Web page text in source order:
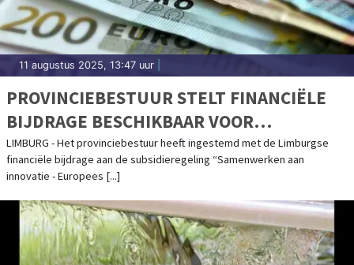
11 augustus 2025, 13:47 uur
PROVINCIEBESTUUR STELT FINANCIËLE
BIJDRAGE BESCHIKBAAR VOOR
DUURZAME EN TOEKOMSTBESTENDIGE
INNOVATIE IN DE LAND- EN TUINBOUW
LIMBURG - Het provinciebestuur heeft ingestemd met de Limburgse
financiële bijdrage aan de subsidieregeling “Samenwerken aan
innovatie - Europees [...]